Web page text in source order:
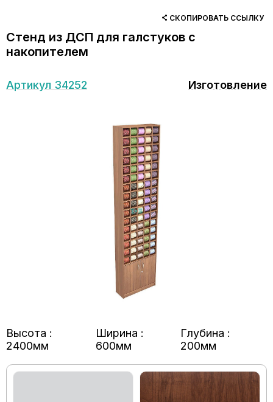
СКОПИРОВАТЬ ССЫЛКУ
Стенд из ДСП для галстуков с
накопителем
Артикул 34252 Изготовление
Высота :
2400мм
Ширина :
600мм
Глубина :
200мм